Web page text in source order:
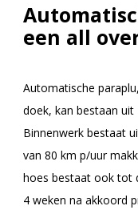
een all
Automatische
doek, kan bestaan
Binnenwerk bestaat
van 80 km p/uur
hoes bestaat ook tot
4 weken na akkoord